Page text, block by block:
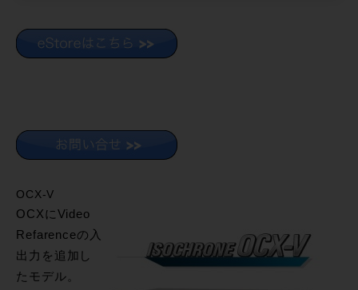
OCX-V
OCXにVideo
Refarenceの入
出力を追加し
たモデル。